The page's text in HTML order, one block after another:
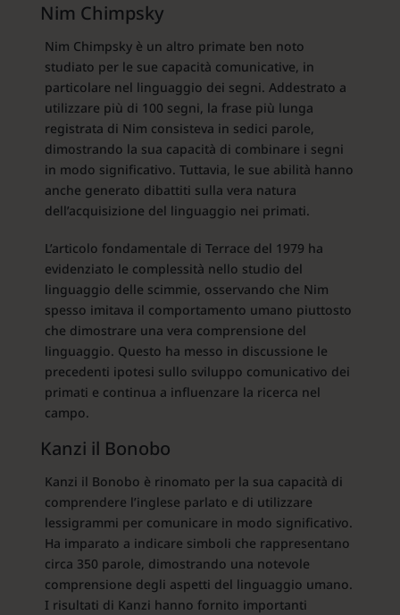
Nim Chimpsky
Nim Chimpsky è un altro primate ben noto
studiato per le sue capacità comunicative, in
particolare nel linguaggio dei segni. Addestrato a
utilizzare più di 100 segni, la frase più lunga
registrata di Nim consisteva in sedici parole,
dimostrando la sua capacità di combinare i segni
in modo significativo. Tuttavia, le sue abilità hanno
anche generato dibattiti sulla vera natura
dell’acquisizione del linguaggio nei primati.
L’articolo fondamentale di Terrace del 1979 ha
evidenziato le complessità nello studio del
linguaggio delle scimmie, osservando che Nim
spesso imitava il comportamento umano piuttosto
che dimostrare una vera comprensione del
linguaggio. Questo ha messo in discussione le
precedenti ipotesi sullo sviluppo comunicativo dei
primati e continua a influenzare la ricerca nel
campo.
Kanzi il Bonobo
Kanzi il Bonobo è rinomato per la sua capacità di
comprendere l’inglese parlato e di utilizzare
lessigrammi per comunicare in modo significativo.
Ha imparato a indicare simboli che rappresentano
circa 350 parole, dimostrando una notevole
comprensione degli aspetti del linguaggio umano.
I risultati di Kanzi hanno fornito importanti